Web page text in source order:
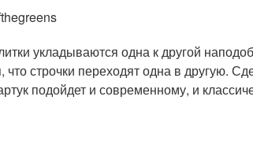
укладываются одна к другой
что строчки переходят одна в другую.
подойдет и современному, и